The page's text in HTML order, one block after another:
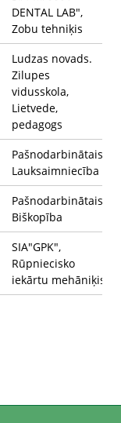
DENTAL LAB",
Zobu tehniķis
Ludzas novads.
Zilupes
vidusskola,
Lietvede,
pedagogs
Pašnodarbinātais,
Lauksaimniecība
Pašnodarbinātais,
Biškopība
SIA"GPK",
Rūpniecisko
iekārtu mehāniķis